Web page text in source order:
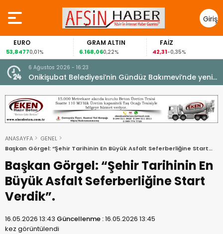
Giriş
Yap
0,01%
GRAM ALTIN
6.168,060,22%
FAİZ
42,31 -0,35%
6 Ağustos 2026 - 16:23
Onikişubat Belediyesi’nin Gündüz Bakımevi’nde yeni
dönemin ön kayıtları başladı.
ANASAYFA
GENEL
Başkan Görgel: “Şehir Tarihinin En Büyük Asfalt Seferberliğine Start
Verdik”.
Başkan Görgel: “Şehir Tarihinin En
Büyük Asfalt Seferberliğine Start
Verdik”.
16.05.2026 13:43 Güncellenme :16.05.2026 13:45
kez görüntülendi